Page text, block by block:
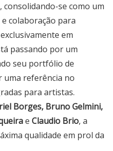
consolidando-se como um
colaboração para
em
passando por um
seu portfólio de
uma referência no
para artistas.
Borges, Bruno Gelmini,
e Claudio Brio, a
qualidade em prol da